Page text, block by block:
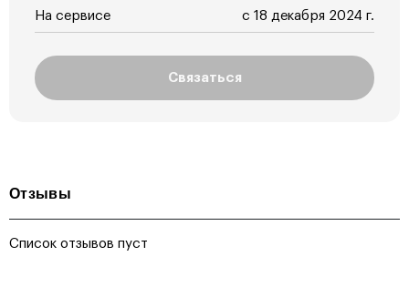
На сервисе с 18 декабря 2024 г.
Связаться
Отзывы
Список отзывов пуст